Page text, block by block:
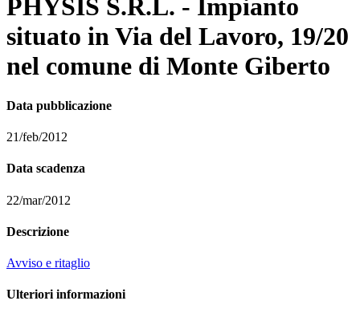
PHYSIS S.R.L. - Impianto
situato in Via del Lavoro, 19/20
nel comune di Monte Giberto
Data pubblicazione
21/feb/2012
Data scadenza
22/mar/2012
Descrizione
Avviso e ritaglio
Ulteriori informazioni